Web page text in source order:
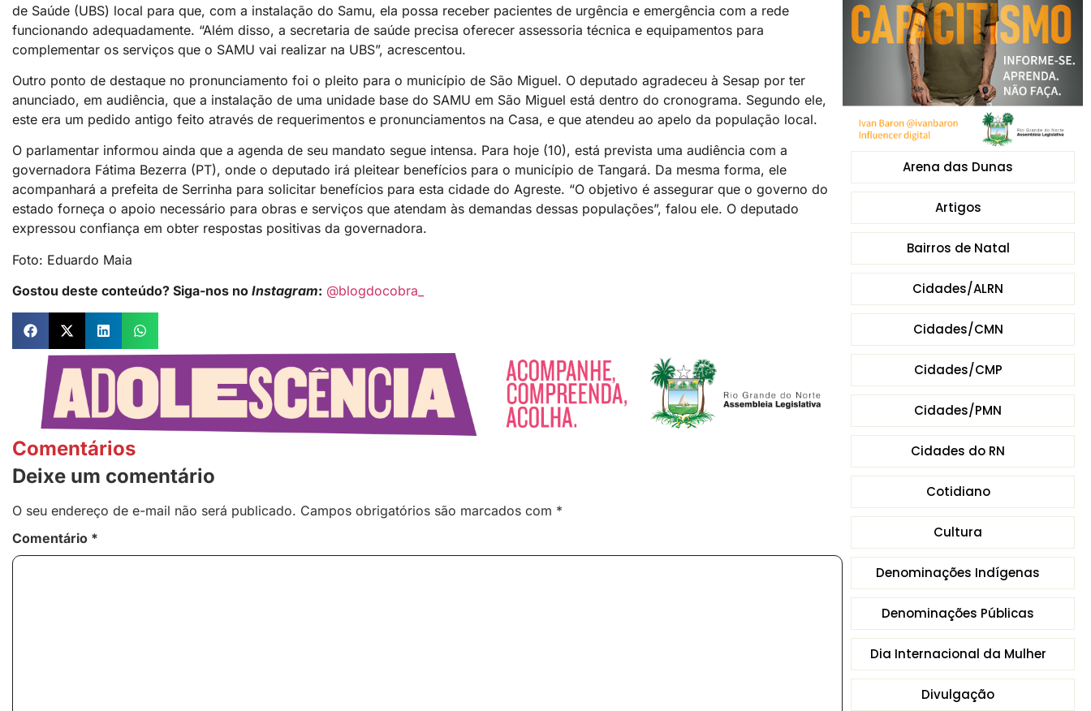
Arena das Dunas
Artigos
Bairros de Natal
Cidades/ALRN
Cidades/CMN
Cidades/CMP
Cidades/PMN
Cidades do RN
Cotidiano
Cultura
Denominações Indígenas
Denominações Públicas
Dia Internacional da Mulher
Divulgação
de Saúde (UBS) local para que, com a instalação do Samu, ela possa receber pacientes de urgência e emergência com a rede
funcionando adequadamente. “Além disso, a secretaria de saúde precisa oferecer assessoria técnica e equipamentos para
complementar os serviços que o SAMU vai realizar na UBS”, acrescentou.
Outro ponto de destaque no pronunciamento foi o pleito para o município de São Miguel. O deputado agradeceu à Sesap por ter
anunciado, em audiência, que a instalação de uma unidade base do SAMU em São Miguel está dentro do cronograma. Segundo ele,
este era um pedido antigo feito através de requerimentos e pronunciamentos na Casa, e que atendeu ao apelo da população local.
O parlamentar informou ainda que a agenda de seu mandato segue intensa. Para hoje (10), está prevista uma audiência com a
governadora Fátima Bezerra (PT), onde o deputado irá pleitear benefícios para o município de Tangará. Da mesma forma, ele
acompanhará a prefeita de Serrinha para solicitar benefícios para esta cidade do Agreste. “O objetivo é assegurar que o governo do
estado forneça o apoio necessário para obras e serviços que atendam às demandas dessas populações”, falou ele. O deputado
expressou confiança em obter respostas positivas da governadora.
Foto: Eduardo Maia
Gostou deste conteúdo? Siga-nos no Instagram: @blogdocobra_
Comentários
Deixe um comentário
O seu endereço de e-mail não será publicado. Campos obrigatórios são marcados com *
Comentário *